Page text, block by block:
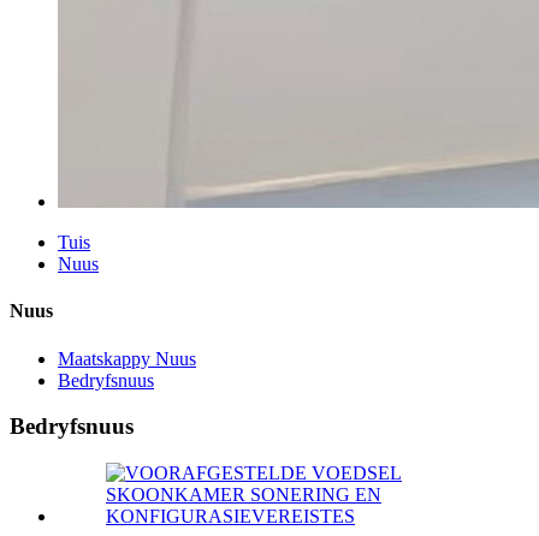
Tuis
Nuus
Nuus
Maatskappy Nuus
Bedryfsnuus
Bedryfsnuus